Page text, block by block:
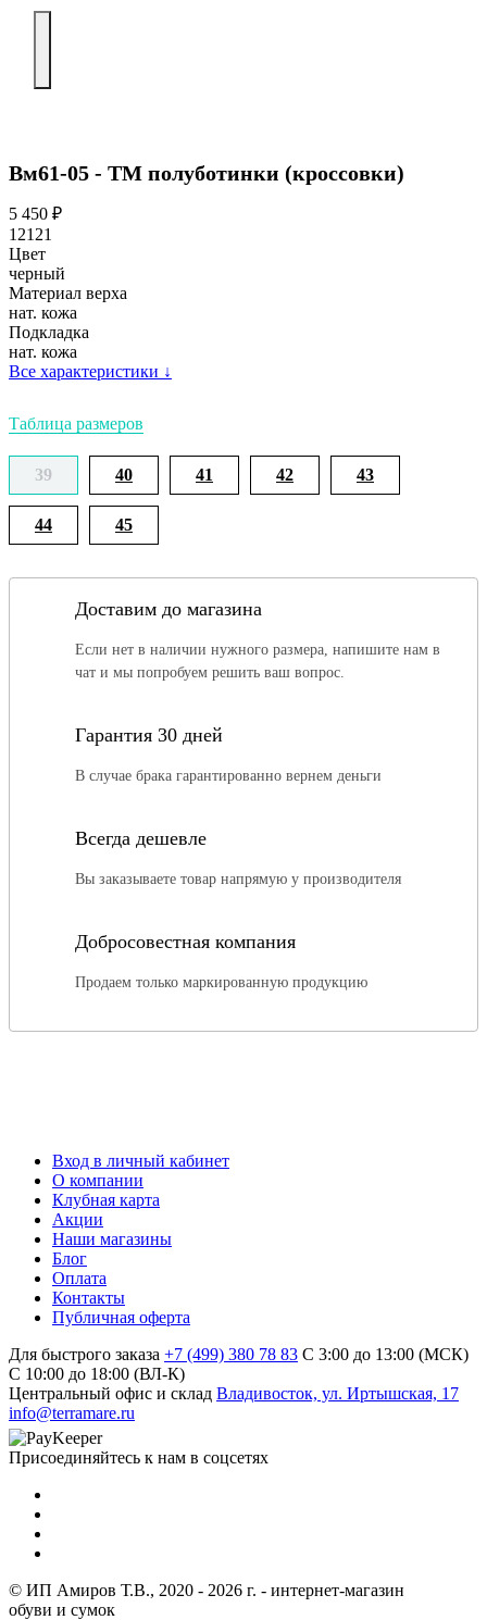
Вм61-05 - ТМ полуботинки (кроссовки)
5 450 ₽
12121
Цвет
черный
Материал верха
нат. кожа
Подкладка
нат. кожа
Все характеристики ↓
Таблица размеров
39 40 41 42 43
44 45
Доставим до магазина
Если нет в наличии нужного размера, напишите нам в
чат и мы попробуем решить ваш вопрос.
Гарантия 30 дней
В случае брака гарантированно вернем деньги
Всегда дешевле
Вы заказываете товар напрямую у производителя
Добросовестная компания
Продаем только маркированную продукцию
Вход в личный кабинет
О компании
Клубная карта
Акции
Наши магазины
Блог
Оплата
Контакты
Публичная оферта
Для быстрого заказа +7 (499) 380 78 83 С 3:00 до 13:00 (МСК)
C 10:00 до 18:00 (ВЛ-К)
Центральный офис и склад Владивосток, ул. Иртышская, 17
info@terramare.ru
Присоединяйтесь к нам в соцсетях
© ИП Амиров Т.В., 2020 - 2026 г. - интернет-магазин
обуви и сумок